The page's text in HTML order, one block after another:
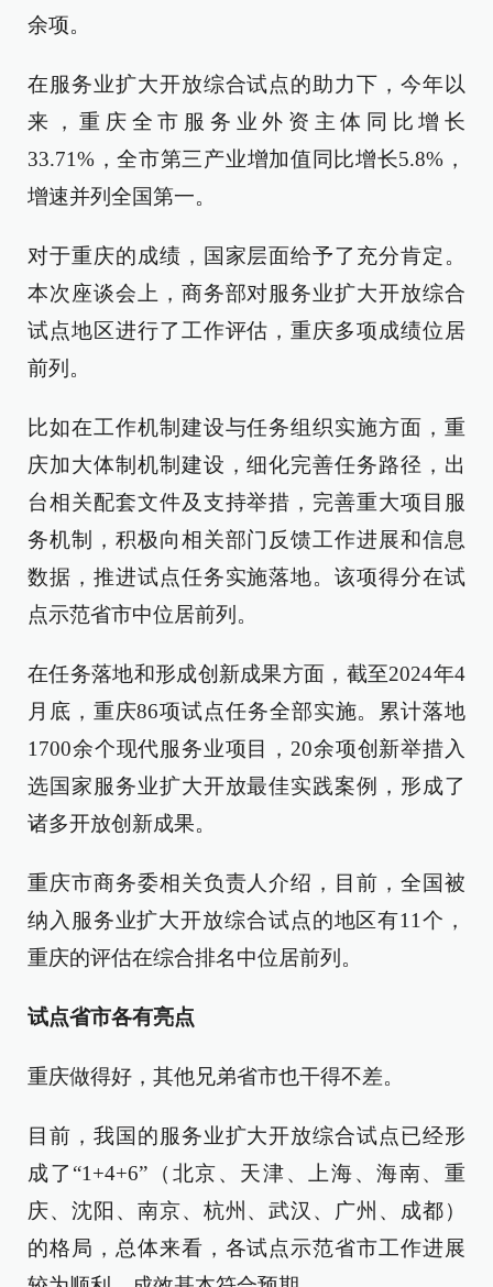
余项。
在服务业扩大开放综合试点的助力下，今年以
来，重庆全市服务业外资主体同比增长
33.71%，全市第三产业增加值同比增长5.8%，
增速并列全国第一。
对于重庆的成绩，国家层面给予了充分肯定。
本次座谈会上，商务部对服务业扩大开放综合
试点地区进行了工作评估，重庆多项成绩位居
前列。
比如在工作机制建设与任务组织实施方面，重
庆加大体制机制建设，细化完善任务路径，出
台相关配套文件及支持举措，完善重大项目服
务机制，积极向相关部门反馈工作进展和信息
数据，推进试点任务实施落地。该项得分在试
点示范省市中位居前列。
在任务落地和形成创新成果方面，截至2024年4
月底，重庆86项试点任务全部实施。累计落地
1700余个现代服务业项目，20余项创新举措入
选国家服务业扩大开放最佳实践案例，形成了
诸多开放创新成果。
重庆市商务委相关负责人介绍，目前，全国被
纳入服务业扩大开放综合试点的地区有11个，
重庆的评估在综合排名中位居前列。
试点省市各有亮点
重庆做得好，其他兄弟省市也干得不差。
目前，我国的服务业扩大开放综合试点已经形
成了“1+4+6”（北京、天津、上海、海南、重
庆、沈阳、南京、杭州、武汉、广州、成都）
的格局，总体来看，各试点示范省市工作进展